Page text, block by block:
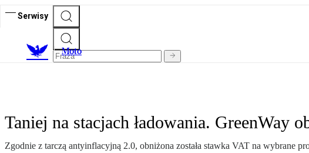
Serwisy
Moto
Taniej na stacjach ładowania. GreenWay
Zgodnie z tarczą antyinflacyjną 2.0, obniżona została stawka VAT na wybrane